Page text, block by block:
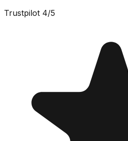
Trustpilot 4/5